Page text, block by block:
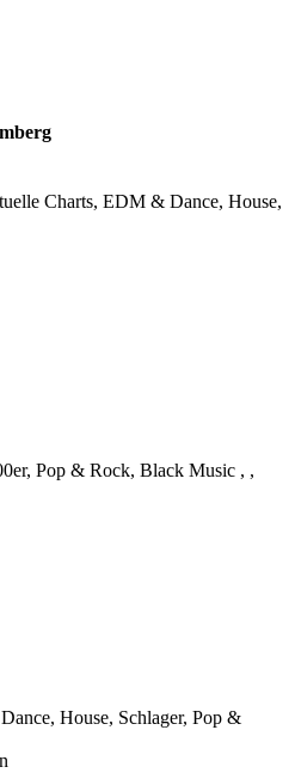
Charts, EDM & Dance, House,
Pop & Rock, Black Music , ,
House, Schlager, Pop &